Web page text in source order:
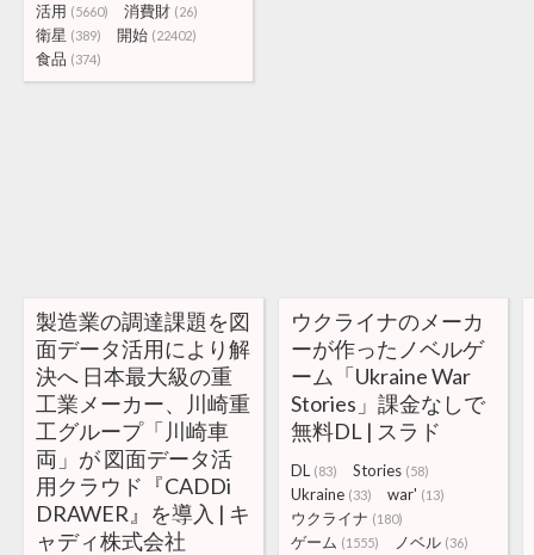
活用 (5660) 消費財 (26)
衛星 (389) 開始 (22402)
食品 (374)
製造業の調達課題を図
面データ活用により解
決へ 日本最大級の重
工業メーカー、川崎重
工グループ「川崎車
両」が 図面データ活
用クラウド『CADDi
DRAWER』を導入 | キ
ャディ株式会社
ウクライナのメーカ
ーが作ったノベルゲ
ーム「Ukraine War
Stories」課金なしで
無料DL | スラド
DL (83) Stories (58)
Ukraine (33) war' (13)
ウクライナ (180)
ゲーム (1555) ノベル (36)